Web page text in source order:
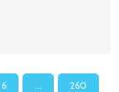
6 …
260